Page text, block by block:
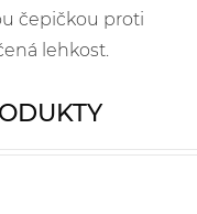
čepičkou proti
lehkost.